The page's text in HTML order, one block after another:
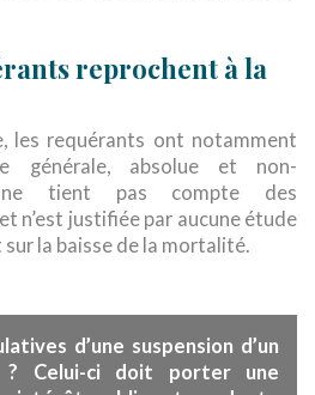
reprochent à la
les requérants ont notamment
générale, absolue et non-
ne tient pas compte des
n’est justifiée par aucune étude
la baisse de la mortalité.
d’une suspension d’un
? Celui-ci doit porter une